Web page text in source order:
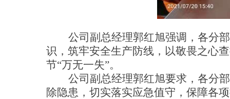
公司副总经理郭红旭强调，各分
识，筑牢安全生产防线，以敬畏之心
节“万无一失”。
公司副总经理郭红旭要求，各分
除隐患，切实落实应急值守，保障各